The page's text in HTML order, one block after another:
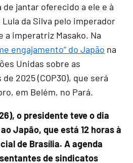
jantar oferecido a ele e à
da Silva pelo imperador
a imperatriz Masako. Na
engajamento” do Japão na
Unidas sobre as
2025 (COP30), que será
em Belém, no Pará.
o presidente teve o dia
Japão, que está 12 horas à
de Brasília. A agenda
de sindicatos